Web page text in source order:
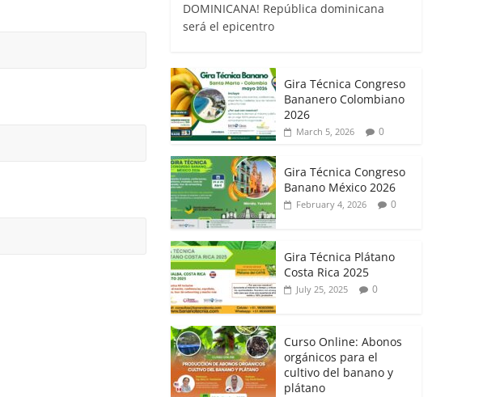
DOMINICANA! República dominicana
será el epicentro
Gira Técnica Congreso
Bananero Colombiano
2026
March 5, 2026 0
Gira Técnica Congreso
Banano México 2026
February 4, 2026 0
Gira Técnica Plátano
Costa Rica 2025
July 25, 2025 0
Curso Online: Abonos
orgánicos para el
cultivo del banano y
plátano